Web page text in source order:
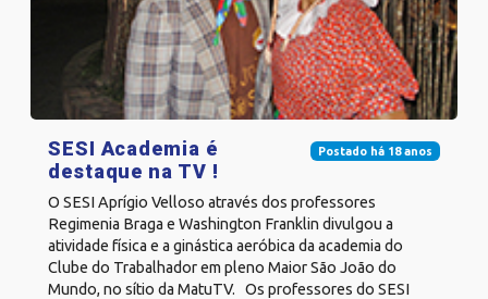
Postado há 18 anos
SESI Academia é
destaque na TV !
O SESI Aprígio Velloso através dos professores
Regimenia Braga e Washington Franklin divulgou a
atividade física e a ginástica aeróbica da academia do
Clube do Trabalhador em pleno Maior São João do
Mundo, no sítio da MatuTV. Os professores do SESI